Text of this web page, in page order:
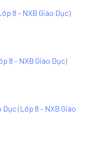
8 - NXB Giáo Dục)
8 - NXB Giáo Dục)
Dục(Lớp 8 - NXB Giáo